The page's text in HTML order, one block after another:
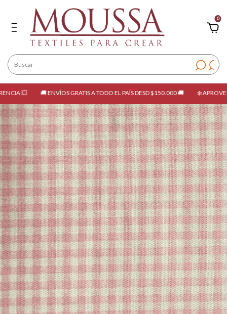
0
🚚 ENVÍOS GRATIS A TODO EL PAÍS DESD $150.000 🚚 ❄️ APROVECHÁ